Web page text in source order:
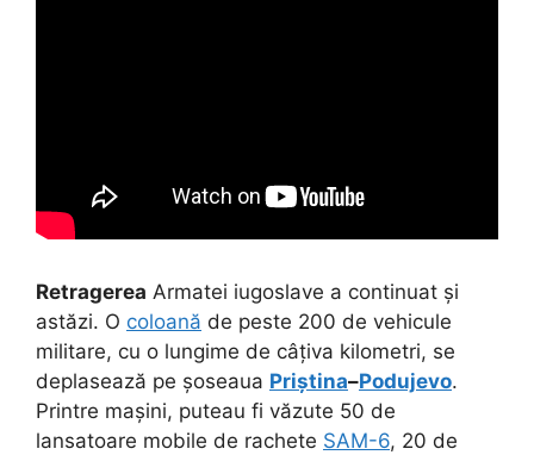
Retragerea Armatei iugoslave a continuat și
astăzi. O coloană de peste 200 de vehicule
militare, cu o lungime de câțiva kilometri, se
deplasează pe șoseaua Priștina–Podujevo.
Printre mașini, puteau fi văzute 50 de
lansatoare mobile de rachete SAM-6, 20 de